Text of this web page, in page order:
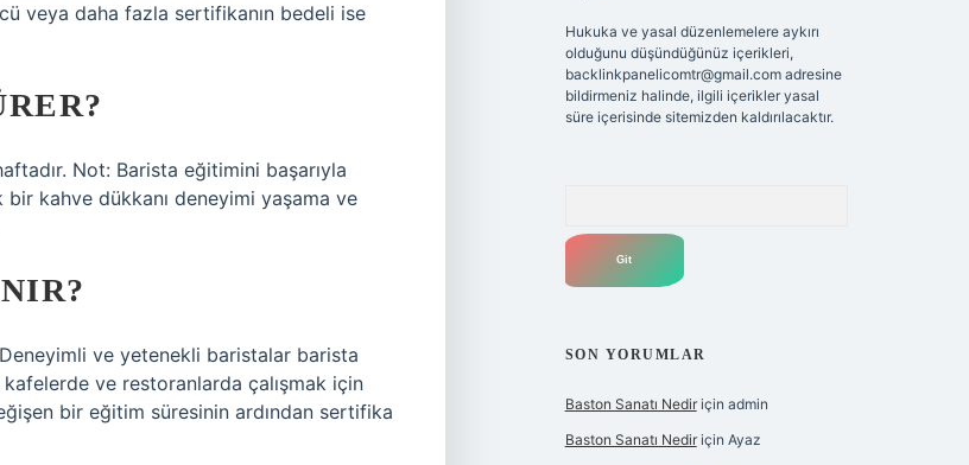
veya daha fazla sertifikanın bedeli ise
Not: Barista eğitimini başarıyla
kahve dükkanı deneyimi yaşama ve
ve yetenekli baristalar barista
ve restoranlarda çalışmak için
bir eğitim süresinin ardından sertifika
Hukuka ve yasal düzenlemelere aykırı
olduğunu düşündüğünüz içerikleri,
backlinkpanelicomtr@gmail.comadresine
bildirmeniz halinde, ilgili içerikler yasal
süre içerisinde sitemizden kaldırılacaktır.
SON YORUMLAR
Baston Sanatı Nediriçin admin
Baston Sanatı Nediriçin Ayaz